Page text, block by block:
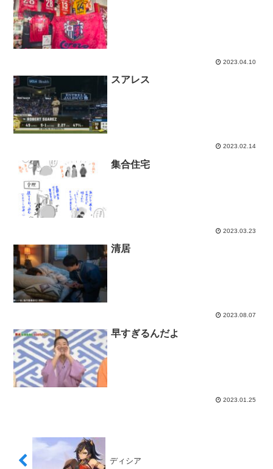
2023.04.10
スアレス
2023.02.14
集合住宅
2023.03.23
清居
2023.08.07
早すぎるんだよ
2023.01.25
ディシア